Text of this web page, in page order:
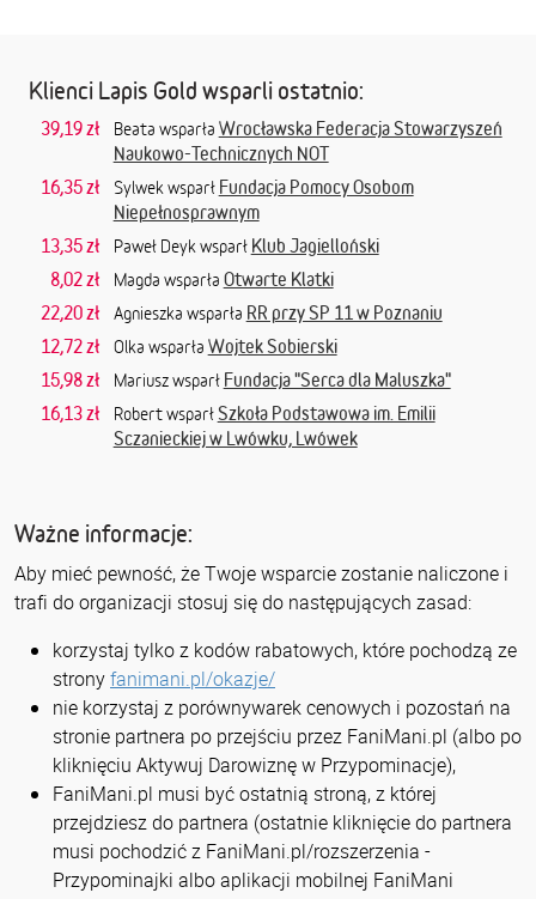
Klienci Lapis Gold wsparli ostatnio:
39,19 zł Beata wsparła Wrocławska Federacja Stowarzyszeń
Naukowo-Technicznych NOT
16,35 zł
Sylwek wsparł Fundacja Pomocy Osobom
Niepełnosprawnym
13,35 zł
Paweł Deyk wsparł Klub Jagielloński
8,02 zł
Magda wsparła Otwarte Klatki
22,20 zł
Agnieszka wsparła RR przy SP 11 w Poznaniu
12,72 zł
Olka wsparła Wojtek Sobierski
15,98 zł
Mariusz wsparł Fundacja "Serca dla Maluszka"
16,13 zł
Robert wsparł Szkoła Podstawowa im. Emilii
Sczanieckiej w Lwówku, Lwówek
Ważne informacje:
Aby mieć pewność, że Twoje wsparcie zostanie naliczone i
trafi do organizacji stosuj się do następujących zasad:
korzystaj tylko z kodów rabatowych, które pochodzą ze
stronyfanimani.pl/okazje/
nie korzystaj z porównywarek cenowych i pozostań na
stronie partnera po przejściu przez FaniMani.pl (albo po
kliknięciu Aktywuj Darowiznę w Przypominacje),
FaniMani.pl musi być ostatnią stroną, z której
przejdziesz do partnera (ostatnie kliknięcie do partnera
musi pochodzić z FaniMani.pl/rozszerzenia -
Przypominajki albo aplikacji mobilnej FaniMani